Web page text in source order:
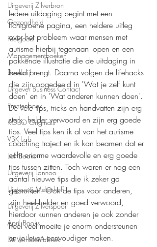
Uitgeverij Zilverbron
Gezondheid
Feelgood
Managementboeken
Boekerij
Uitgever Business Contact
Prentenboek
KOBO Originals
VBK Lab
Loft Books
Uitgeverij Lannoo
Uitgeverij Melenhoff
Uitgeverij Zilverspoor
April Books
De Verhalenfabriek
Iedere uitdaging begint met een
lichtgroene pagina, een heldere uitleg
over het probleem waar mensen met
autisme hierbij tegenaan lopen en een
pakkende illustratie die de uitdaging in
beeld brengt. Daarna volgen de lifehacks
die zijn opgedeeld in 'Wat je zelf kunt
doen' en in 'Wat anderen kunnen doen'.
De vele tips, tricks en handvatten zijn erg
sterk, helder verwoord en zijn erg goede
tips. Veel tips ken ik al van het autisme
coaching traject en ik kan beamen dat er
echt enorme waardevolle en erg goede
tips tussen zitten. Toch waren er nog een
aantal nieuwe tips die ik zeker ga
gebruiken. Ook de tips voor anderen,
zijn heel helder en goed verwoord,
hierdoor kunnen anderen je ook zonder
heel veel moeite je enorm ondersteunen
en je leven eenvoudiger maken.